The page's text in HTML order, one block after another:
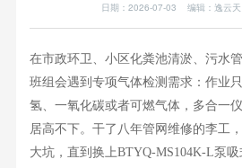
日期：2026-07-03 编辑：逸云
在市政环卫、小区化粪池清淤、污水
班组会遇到专项气体检测需求：作业
氢、一氧化碳或者可燃气体，多合一
居高不下。干了八年管网维修的李工
大坑，直到换上BTYQ-MS104K-L泵吸